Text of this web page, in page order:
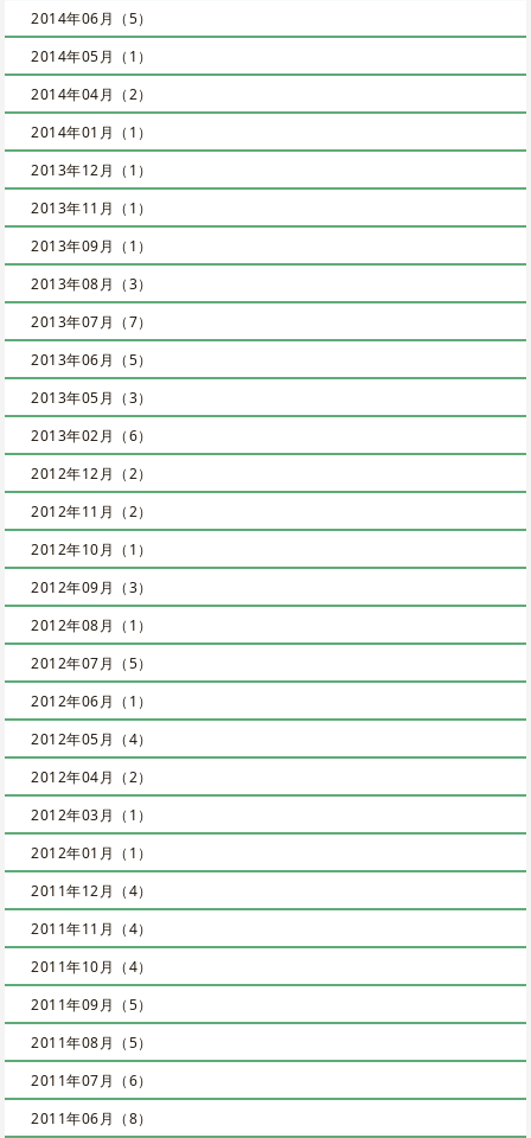
2014年06月（5）
2014年05月（1）
2014年04月（2）
2014年01月（1）
2013年12月（1）
2013年11月（1）
2013年09月（1）
2013年08月（3）
2013年07月（7）
2013年06月（5）
2013年05月（3）
2013年02月（6）
2012年12月（2）
2012年11月（2）
2012年10月（1）
2012年09月（3）
2012年08月（1）
2012年07月（5）
2012年06月（1）
2012年05月（4）
2012年04月（2）
2012年03月（1）
2012年01月（1）
2011年12月（4）
2011年11月（4）
2011年10月（4）
2011年09月（5）
2011年08月（5）
2011年07月（6）
2011年06月（8）